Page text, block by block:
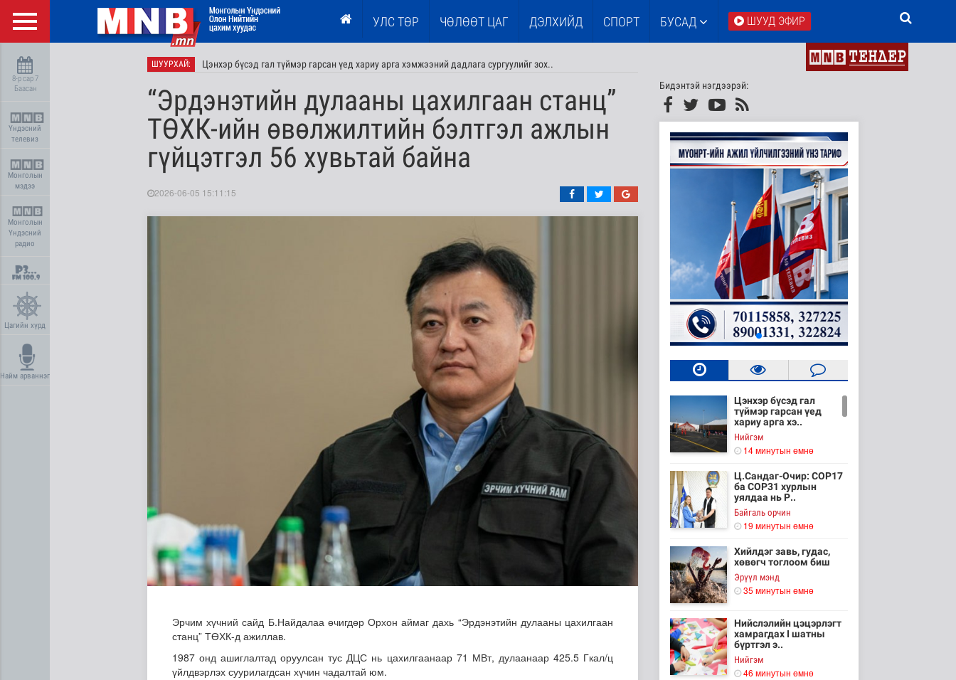
УЛС ТӨР ЧӨЛӨӨТ ЦАГ ДЭЛХИЙД СПОРТ БУСАД ШУУД ЭФИР
8-р сар 7
Баасан
Үндэсний
телевиз
Монголын
мэдээ
Монголын
Үндэсний
радио
Цагийн хүрд
Найм арваннэг
ШУУРХАЙ: Цэнхэр бүсэд гал түймэр гарсан үед хариу арга хэмжээний дадлага сургуулийг зох..
Ц.Сандаг-Очир: COP17 ба COP31 хурлын уялдаа нь Риогийн гурван конвенцын нэгдсэ..
“Эрдэнэтийн дулааны цахилгаан станц”
ТӨХК-ийн өвөлжилтийн бэлтгэл ажлын
гүйцэтгэл 56 хувьтай байна
2026-06-05 15:11:15
Эрчим хүчний сайд Б.Найдалаа өчигдөр Орхон аймаг дахь “Эрдэнэтийн дулааны цахилгаан
станц” ТӨХК-д ажиллав.
1987 онд ашиглалтад оруулсан тус ДЦС нь цахилгаанаар 71 МВт, дулаанаар 425.5 Гкал/ц
үйлдвэрлэх суурилагдсан хүчин чадалтай юм.
Бидэнтэй нэгдээрэй:
Цэнхэр бүсэд гал
түймэр гарсан үед
хариу арга хэ..
Нийгэм
14 минутын өмнө
Ц.Сандаг-Очир: COP17
ба COP31 хурлын
уялдаа нь Р..
Байгаль орчин
19 минутын өмнө
Хийлдэг завь, гудас,
хөвөгч тоглоом биш
Эрүүл мэнд
35 минутын өмнө
Нийслэлийн цэцэрлэгт
хамрагдах I шатны
бүртгэл э..
Нийгэм
46 минутын өмнө